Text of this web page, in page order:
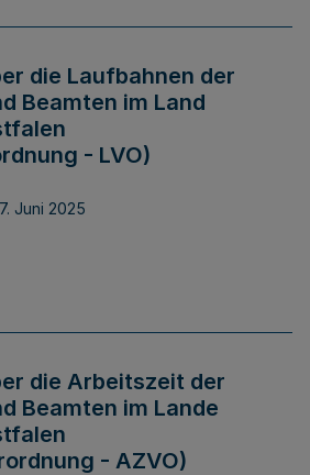
die Laufbahnen der
Beamten im Land
- LVO)
Juni 2025
die Arbeitszeit der
Beamten im Lande
- AZVO)